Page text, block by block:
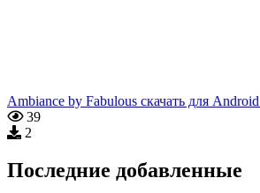
Ambiance by Fabulous скачать для Android
39
2
Последние добавленные